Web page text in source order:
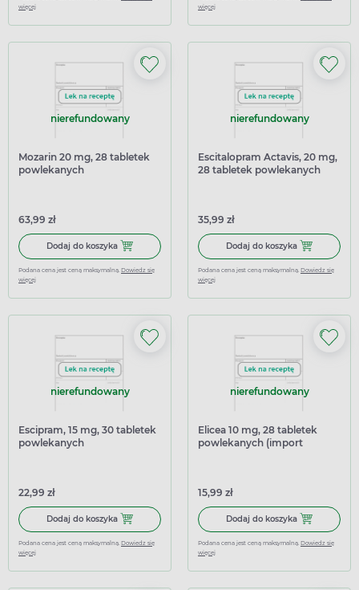
więcej
więcej
nierefundowany
Mozarin 20 mg, 28 tabletek
powlekanych
63,99 zł
Dodaj do koszyka Dodaj do koszyka Mozarin 20 mg, 28 tabletek
Podana cena jest ceną maksymalną. Dowiedz się
więcej
nierefundowany
Escitalopram Actavis, 20 mg,
28 tabletek powlekanych
35,99 zł
Dodaj do koszyka Dodaj do
Podana cena jest ceną maksymalną. Dowiedz się
więcej
nierefundowany
Escipram, 15 mg, 30 tabletek
powlekanych
22,99 zł
Dodaj do koszyka Dodaj do koszyka Escipram, 15 mg, 30 tabletek
Podana cena jest ceną maksymalną. Dowiedz się
więcej
nierefundowany
Elicea 10 mg, 28 tabletek
powlekanych (import
15,99 zł
Dodaj do koszyka Dodaj do
Podana cena jest ceną maksymalną. Dowiedz się
więcej